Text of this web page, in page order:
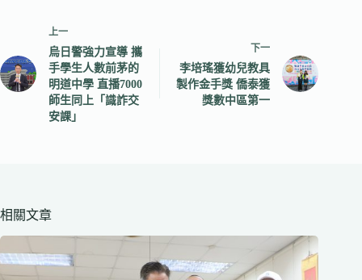
上一
烏日警強力宣導 攜
手學生人數前茅的
明道中學 直播7000
師生同上「識詐交
安課」
下一
李培瑤獲幼兒教具
製作金手獎 僑泰獲
獎數中區第一
相關文章